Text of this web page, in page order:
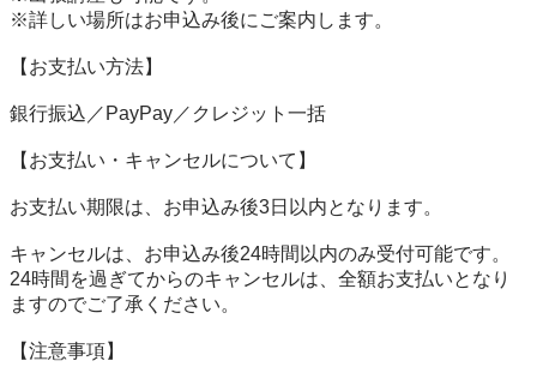
※詳しい場所はお申込み後にご案内します。
【お支払い方法】
銀行振込／PayPay／クレジット一括
【お支払い・キャンセルについて】
お支払い期限は、お申込み後3日以内となります。
キャンセルは、お申込み後24時間以内のみ受付可能です。
24時間を過ぎてからのキャンセルは、全額お支払いとなり
ますのでご了承ください。
【注意事項】